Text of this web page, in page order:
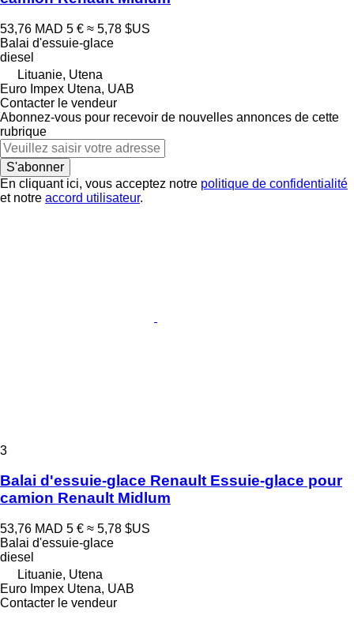
53,76 MAD 5 € ≈ 5,78 $US
Balai d'essuie-glace
diesel
Lituanie, Utena
Euro Impex Utena, UAB
Contacter le vendeur
Abonnez-vous pour recevoir de nouvelles annonces de cette
rubrique
S'abonner
En cliquant ici, vous acceptez notre politique de confidentialité
et notre accord utilisateur.
3
Balai d'essuie-glace Renault Essuie-glace pour
camion Renault Midlum
53,76 MAD 5 € ≈ 5,78 $US
Balai d'essuie-glace
diesel
Lituanie, Utena
Euro Impex Utena, UAB
Contacter le vendeur